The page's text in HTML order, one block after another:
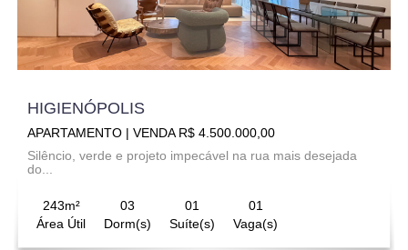
HIGIENÓPOLIS
APARTAMENTO | VENDA R$ 4.500.000,00
Silêncio, verde e projeto impecável na rua mais desejada
do...
243m²
Área Útil
03
Dorm(s)
01
Suíte(s)
01
Vaga(s)